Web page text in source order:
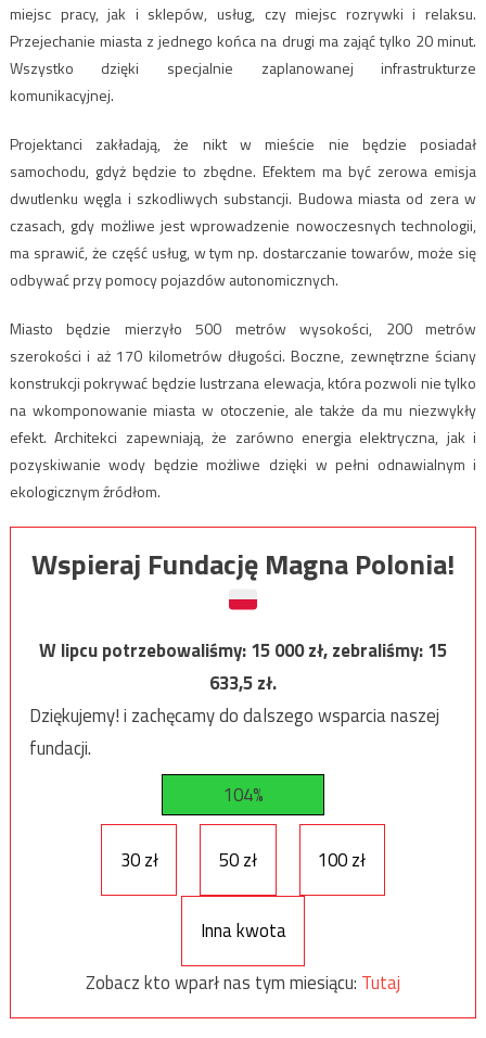
miejsc pracy, jak i sklepów, usług, czy miejsc rozrywki i relaksu.
Przejechanie miasta z jednego końca na drugi ma zająć tylko 20 minut.
Wszystko dzięki specjalnie zaplanowanej infrastrukturze
komunikacyjnej.
Projektanci zakładają, że nikt w mieście nie będzie posiadał
samochodu, gdyż będzie to zbędne. Efektem ma być zerowa emisja
dwutlenku węgla i szkodliwych substancji. Budowa miasta od zera w
czasach, gdy możliwe jest wprowadzenie nowoczesnych technologii,
ma sprawić, że część usług, w tym np. dostarczanie towarów, może się
odbywać przy pomocy pojazdów autonomicznych.
Miasto będzie mierzyło 500 metrów wysokości, 200 metrów
szerokości i aż 170 kilometrów długości. Boczne, zewnętrzne ściany
konstrukcji pokrywać będzie lustrzana elewacja, która pozwoli nie tylko
na wkomponowanie miasta w otoczenie, ale także da mu niezwykły
efekt. Architekci zapewniają, że zarówno energia elektryczna, jak i
pozyskiwanie wody będzie możliwe dzięki w pełni odnawialnym i
ekologicznym źródłom.
Wspieraj Fundację Magna Polonia!
W lipcu potrzebowaliśmy:15 000zł, zebraliśmy:15
633,5zł.
Dziękujemy! i zachęcamy do dalszego wsparcia naszej
fundacji.
104%
30 zł 50 zł 100 zł
Inna kwota
Zobacz kto wparł nas tym miesiącu: Tutaj